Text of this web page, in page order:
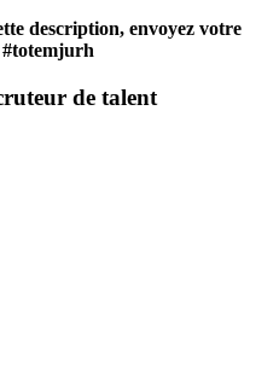
description, envoyez votre
de talent